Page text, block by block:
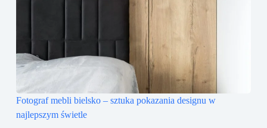
Fotograf mebli bielsko – sztuka pokazania designu w
najlepszym świetle